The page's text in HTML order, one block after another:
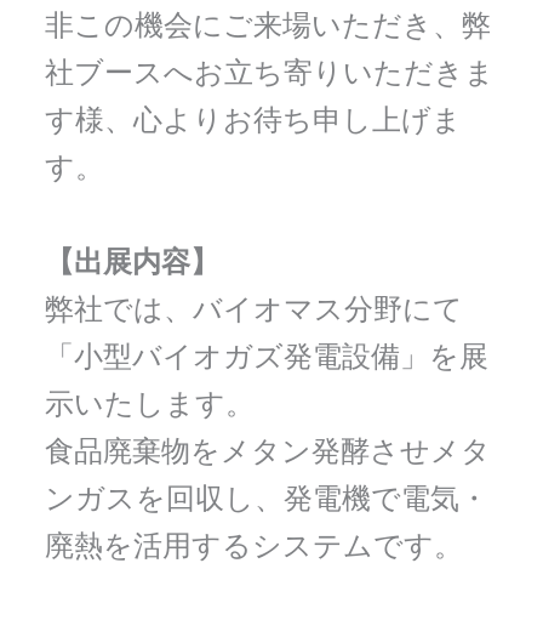
⾮この機会にご来場いただき、弊
社ブースへお⽴ち寄りいただきま
す様、⼼よりお待ち申し上げま
す。
【出展内容】
弊社では、バイオマス分野にて
「小型バイオガズ発電設備」を展
示いたします。
食品廃棄物をメタン発酵させメタ
ンガスを回収し、発電機で電気・
廃熱を活用するシステムです。